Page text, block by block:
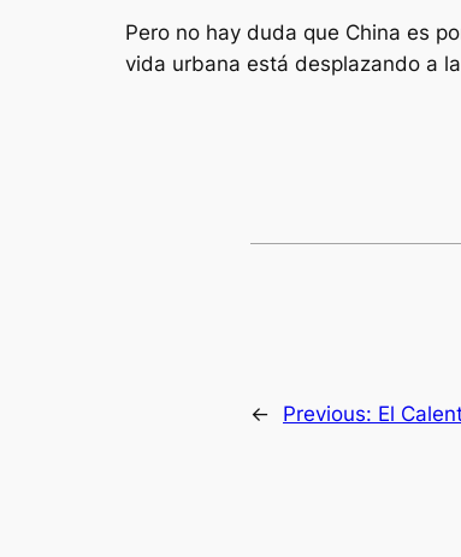
Pero no hay duda que China es
vida urbana está desplazando a
← Previous: El